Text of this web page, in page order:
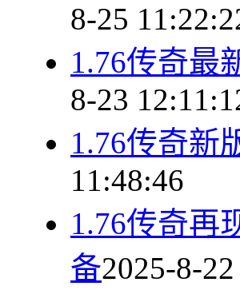
8-25
1.76传奇最
8-23
1.76传奇新
11:48:46
1.76传奇再
备2025-8-